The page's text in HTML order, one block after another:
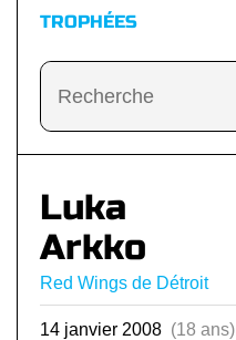
TROPHÉES
Luka
Arkko
Red Wings de Détroit
14 janvier 2008 (18 ans)